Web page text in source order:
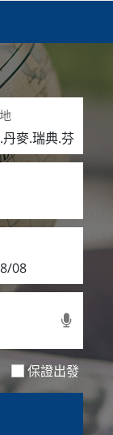
保證出發